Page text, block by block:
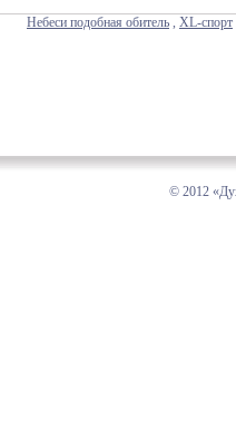
Небеси подобная обитель , XL-спорт
© 2012